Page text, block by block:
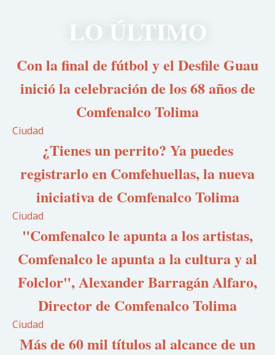
LO ÚLTIMO
Con la final de fútbol y el Desfile Guau
inició la celebración de los 68 años de
Comfenalco Tolima
Ciudad
¿Tienes un perrito? Ya puedes
registrarlo en Comfehuellas, la nueva
iniciativa de Comfenalco Tolima
Ciudad
"Comfenalco le apunta a los artistas,
Comfenalco le apunta a la cultura y al
Folclor", Alexander Barragán Alfaro,
Director de Comfenalco Tolima
Ciudad
Más de 60 mil títulos al alcance de un